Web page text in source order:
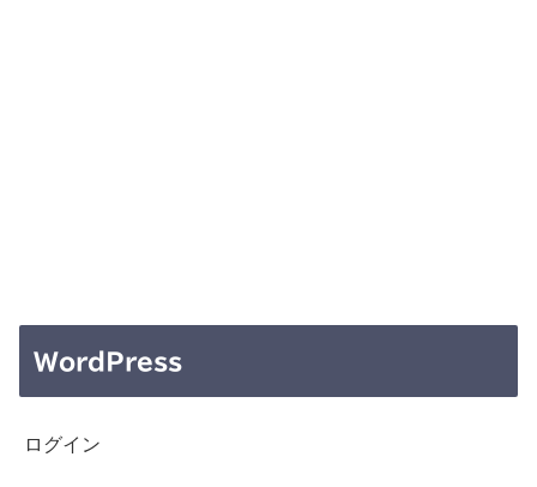
WordPress
ログイン